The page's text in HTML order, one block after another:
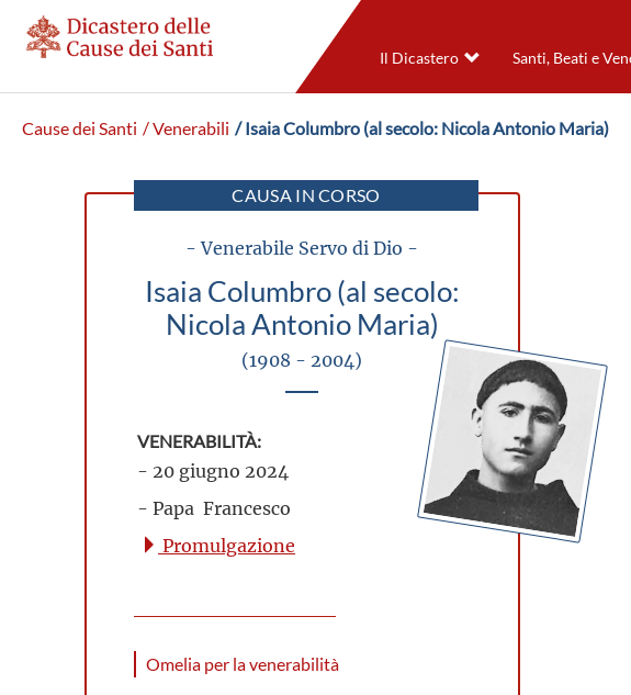
Il Dicastero Santi, Beati e
Cause dei Santi / Venerabili / Isaia Columbro (al secolo: Nicola Antonio Maria)
CAUSA IN CORSO
- Venerabile Servo di Dio -
Isaia Columbro (al secolo:
Nicola Antonio Maria)
(1908 - 2004)
VENERABILITÀ:
- 20 giugno 2024
- Papa Francesco
Promulgazione
Omelia per la venerabilità